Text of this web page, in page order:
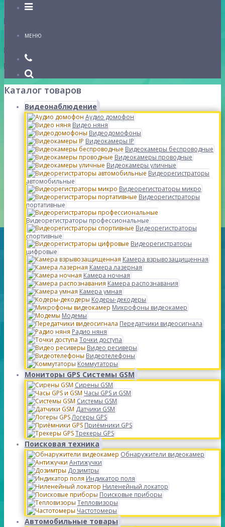
Каталог
МЕНЮ
Каталог товаров
Видеонаблюдение
Аудио домофон
Видео няня
Видеодомофоны
Видеокамеры IP
Видеокамеры беспроводные
Видеокамеры проводные
Видеокамеры уличные
Видеорегистраторы
автомобильные
Видеорегистраторы микро
Видеорегистраторы
портативные
Видеорегистраторы профессиональные
Видеорегистраторы
спортивные
Видеорегистраторы
цифровые
Камера взрывозащищенная
Камера лазерная
Камера ночная
Камера распознавания
Камера умная
Кодеры-декодеры
Микрофоны видеокамер
Модемы
Передатчики видеосигнала
Радио няня
Точки доступа
Видео ресиверы
Видеотелефоны
Коммутаторы
Мониторы GPS Системы GSM
Сирены GSM
Часы GPS и GSM
Системы GSM
Датчики GSM
Логеры GPS
Приёмники GPS
Трекеры GPS
Поисковая техника
Обнаружители видеокамер
Антижучки
Дозимтры
Индикатор поля
Ниленейный локатор
Поисковые приборы
Тепловизоры
Частотомеры
Автомобильные товары